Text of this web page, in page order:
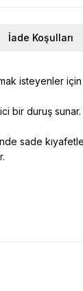
İade Koşulları
isteyenler
duruş sunar.
sade